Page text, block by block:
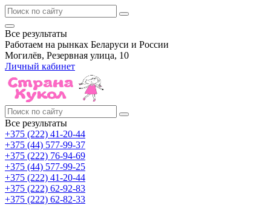
Все результаты
Работаем на рынках Беларуси и России
Могилёв, Резервная улица, 10
Личный кабинет
Все результаты
+375 (222) 41-20-44
+375 (44) 577-99-37
+375 (222) 76-94-69
+375 (44) 577-99-25
+375 (222) 41-20-44
+375 (222) 62-92-83
+375 (222) 62-82-33